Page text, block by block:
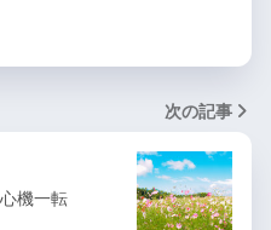
次の記事
機一転